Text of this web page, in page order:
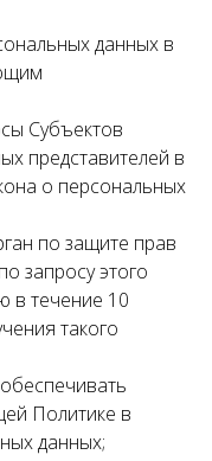
данных в
Субъектов
представителей в
о персональных
по защите прав
запросу этого
в течение 10
такого
Политике в
данных;